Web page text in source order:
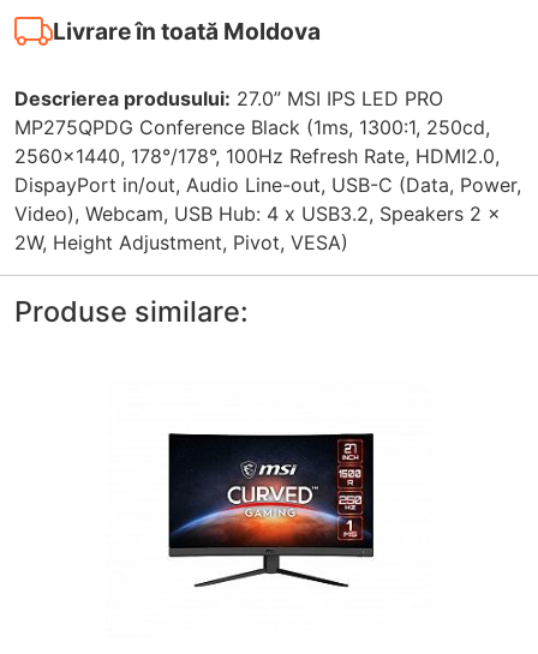
Livrare în toată Moldova
Descrierea produsului: 27.0” MSI IPS LED PRO
MP275QPDG Conference Black (1ms, 1300:1, 250cd,
2560x1440, 178°/178°, 100Hz Refresh Rate, HDMI2.0,
DispayPort in/out, Audio Line-out, USB-C (Data, Power,
Video), Webcam, USB Hub: 4 x USB3.2, Speakers 2 x
2W, Height Adjustment, Pivot, VESA)
Produse similare: